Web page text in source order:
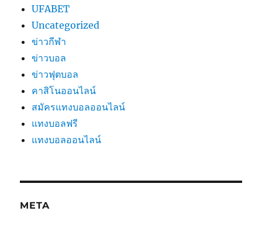
UFABET
Uncategorized
ข่าวกีฬา
ข่าวบอล
ข่าวฟุตบอล
คาสิโนออนไลน์
สมัครแทงบอลออนไลน์
แทงบอลฟรี
แทงบอลออนไลน์
META